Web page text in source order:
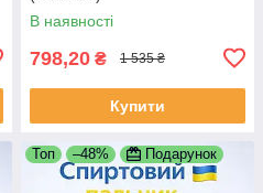
В наявності
798,20 ₴ 1 535 ₴
Купити
Топ –48% Подарунок